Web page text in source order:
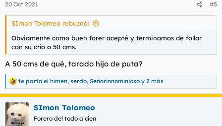
e
s
20 Oct 2021 #5
SImon Tolomeo rebuznó:
Obviamente como buen forer acepté y terminamos de follar
con su crío a 50 cms.
A 50 cms de qué, tarado hijo de puta?
R
e
a
c
c
te parto el himen, serdo, Señorinnominioso y 2 más
SImon Tolomeo
Forero del todo a cien